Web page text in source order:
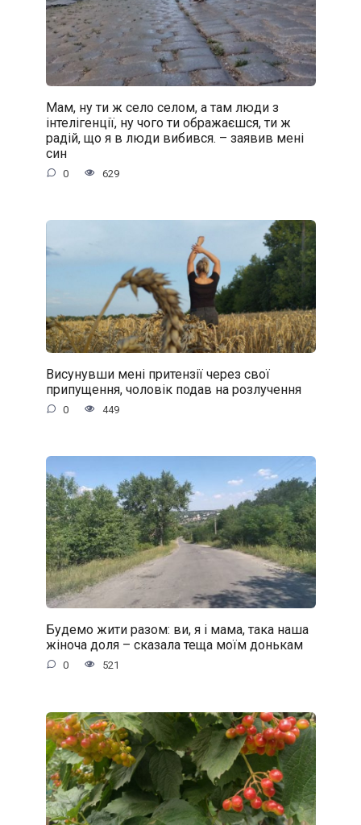
Мам, ну ти ж село селом, а там люди з
інтелігенції, ну чого ти ображаєшся, ти ж
радій, що я в люди вибився. – заявив мені
син
0 629
Висунувши мені притензії через свої
припущення, чоловік подав на розлучення
0 449
Будемо жити разом: ви, я і мама, така наша
жіноча доля – сказала теща моїм донькам
0 521